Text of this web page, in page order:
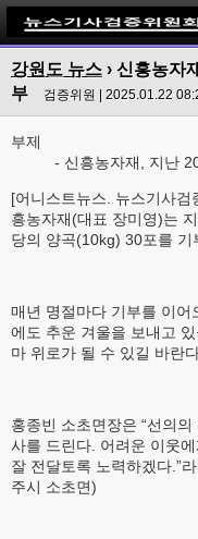
강원도 뉴스 › 신흥농자
부
검증위원 | 2025.01.22
부제
- 신흥농자재, 지난
[어니스트뉴스. 뉴스기사
흥농자재(대표 장미영)는
당의 양곡(10kg) 30포를 기
매년 명절마다 기부를 이어
에도 추운 겨울을 보내고
마 위로가 될 수 있길 바란
홍종빈 소초면장은 “선의
사를 드린다. 어려운 이웃
잘 전달토록 노력하겠다.”
주시 소초면)